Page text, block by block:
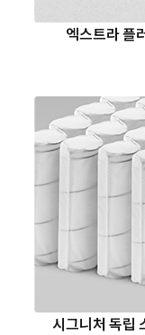
엑스트라 플
시그니처 독립